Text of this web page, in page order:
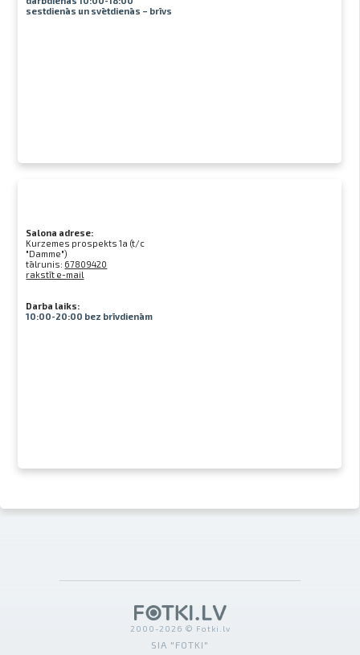
sestdienās un svētdienās – brīvs
Salona adrese:
Kurzemes prospekts 1a (t/c
"Damme")
tālrunis: 67809420
rakstīt e-mail
Darba laiks:
10:00-20:00 bez brīvdienām
2000-2026 © Fotki.lv
SIA "FOTKI"